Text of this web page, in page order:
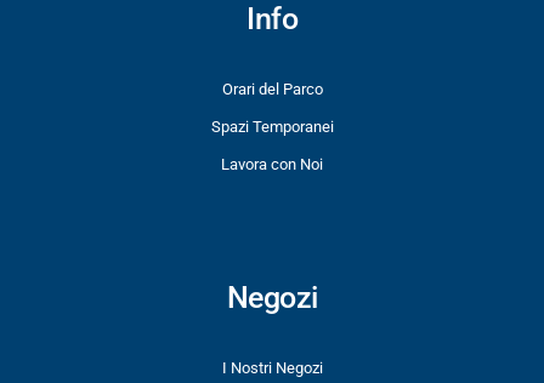
Info
Orari del Parco
Spazi Temporanei
Lavora con Noi
Negozi
I Nostri Negozi